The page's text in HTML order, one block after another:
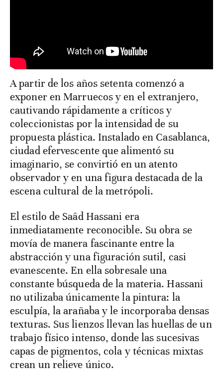
A partir de los años setenta comenzó a
exponer en Marruecos y en el extranjero,
cautivando rápidamente a críticos y
coleccionistas por la intensidad de su
propuesta plástica. Instalado en Casablanca,
ciudad efervescente que alimentó su
imaginario, se convirtió en un atento
observador y en una figura destacada de la
escena cultural de la metrópoli.
El estilo de Saâd Hassani era
inmediatamente reconocible. Su obra se
movía de manera fascinante entre la
abstracción y una figuración sutil, casi
evanescente. En ella sobresale una
constante búsqueda de la materia. Hassani
no utilizaba únicamente la pintura: la
esculpía, la arañaba y le incorporaba densas
texturas. Sus lienzos llevan las huellas de un
trabajo físico intenso, donde las sucesivas
capas de pigmentos, cola y técnicas mixtas
crean un relieve único.